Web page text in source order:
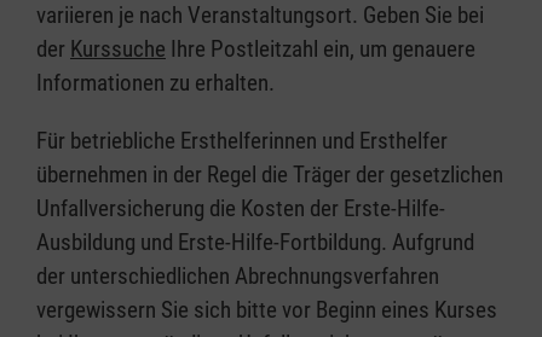
variieren je nach Veranstaltungsort. Geben Sie bei
der Kurssuche Ihre Postleitzahl ein, um genauere
Informationen zu erhalten.
Für betriebliche Ersthelferinnen und Ersthelfer
übernehmen in der Regel die Träger der gesetzlichen
Unfallversicherung die Kosten der Erste-Hilfe-
Ausbildung und Erste-Hilfe-Fortbildung. Aufgrund
der unterschiedlichen Abrechnungsverfahren
vergewissern Sie sich bitte vor Beginn eines Kurses